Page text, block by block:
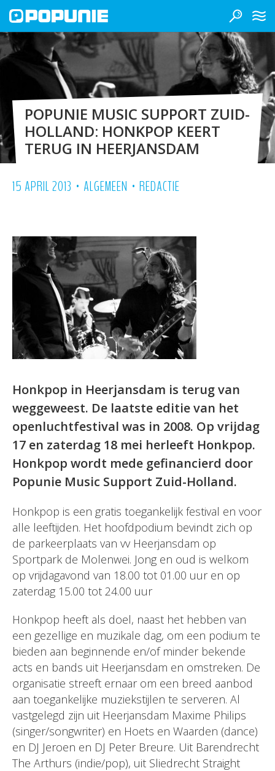
POPUNIE MUSIC SUPPORT ZUID-
HOLLAND: HONKPOP KEERT
TERUG IN HEERJANSDAM
15 APRIL 2013 • ALGEMEEN • REDACTIE
Honkpop in Heerjansdam is terug van
weggeweest. De laatste editie van het
openluchtfestival was in 2008. Op vrijdag
17 en zaterdag 18 mei herleeft Honkpop.
Honkpop wordt mede gefinancierd door
Popunie Music Support Zuid-Holland.
Honkpop is een gratis toegankelijk festival en voor
alle leeftijden. Het hoofdpodium bevindt zich op
de parkeerplaats van vv Heerjansdam op
Sportpark de Molenwei. Jong en oud is welkom
op vrijdagavond van 18.00 tot 01.00 uur en op
zaterdag 15.00 tot 24.00 uur
Honkpop heeft als doel, naast het hebben van
een gezellige en muzikale dag, om een podium te
bieden aan beginnende en/of minder bekende
acts en bands uit Heerjansdam en omstreken. De
organisatie streeft ernaar om een breed aanbod
aan toegankelijke muziekstijlen te serveren. Al
vastgelegd zijn uit Heerjansdam Maxime Philips
(singer/songwriter) en Hoets en Waarden (dance)
en DJ Jeroen en DJ Peter Breure. Uit Barendrecht
The Arthurs (indie/pop), uit Sliedrecht Straight